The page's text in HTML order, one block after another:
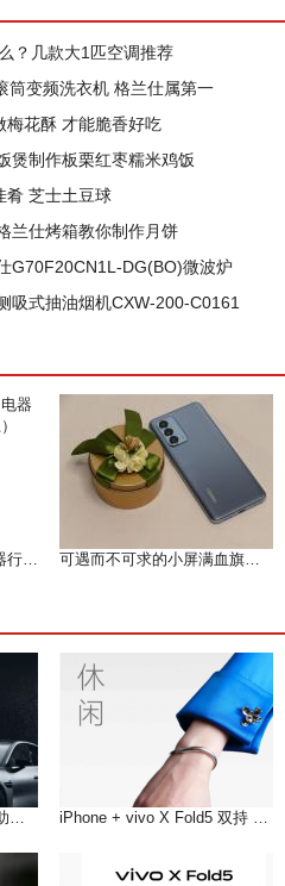
？几款大1匹空调推荐
筒变频洗衣机 格兰仕属第一
梅花酥 才能脆香好吃
煲制作板栗红枣糯米鸡饭
肴 芝士土豆球
兰仕烤箱教你制作月饼
G70F20CN1L-DG(BO)微波炉
吸式抽油烟机CXW-200-C0161
2024年1~7月中国家用电器行业运行形势分析（上） 可遇而不可求的小屏满血旗舰--魅族 18测评
小米汽车雨季用车指南，助您在雨季安全出行 iPhone + vivo X Fold5 双持 以长补短互联互通双倍快乐!